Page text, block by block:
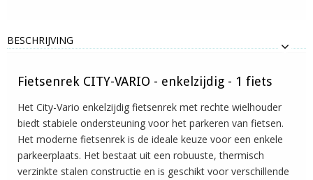
BESCHRIJVING
Fietsenrek CITY-VARIO - enkelzijdig - 1 fiets
Het City-Vario enkelzijdig fietsenrek met rechte wielhouder
biedt stabiele ondersteuning voor het parkeren van fietsen.
Het moderne fietsenrek is de ideale keuze voor een enkele
parkeerplaats. Het bestaat uit een robuuste, thermisch
verzinkte stalen constructie en is geschikt voor verschillende